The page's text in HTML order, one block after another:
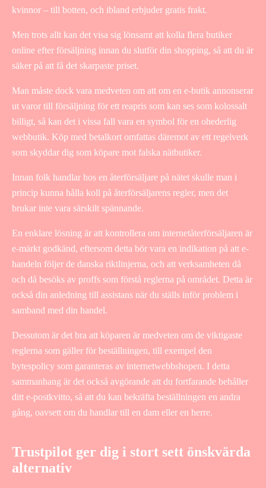
kvinnor – till botten, och ibland erbjuder gratis frakt.
Men trots allt kan det visa sig lönsamt att kolla flera butiker
online efter försäljning innan du slutför din shopping, så att du är
säker på att få det skarpaste priset.
Man måste dock vara medveten om att om en e-butik annonserar
ut varor till försäljning för ett reapris som kan ses som kolossalt
billigt, så kan det i vissa fall vara en symbol för en ohederlig
webbutik. Köp med betalkort omfattas däremot av ett regelverk
som skyddar dig som köpare mot falska nätbutiker.
Innan folk handlar hos en återförsäljare på nätet skulle man i
princip kunna hålla koll på återförsäljarens regler, men det
brukar inte vara särskilt spännande.
En enklare lösning är att kontrollera om internetåterförsäljaren är
e-märkt godkänd, eftersom detta bör vara en indikation på att e-
handeln följer de danska riktlinjerna, och att verksamheten då
och då besöks av proffs som förstå reglerna på området. Detta är
också din anledning till assistans när du ställs inför problem i
samband med din handel.
Dessutom är det bra att köparen är medveten om de viktigaste
reglerna som gäller för beställningen, till exempel den
bytespolicy som garanteras av internetwebbshopen. I detta
sammanhang är det också avgörande att du fortfarande behåller
ditt e-postkvitto, så att du kan bekräfta beställningen en andra
gång, oavsett om du handlar till en dam eller en herre.
Trustpilot ger dig i stort sett önskvärda
alternativ